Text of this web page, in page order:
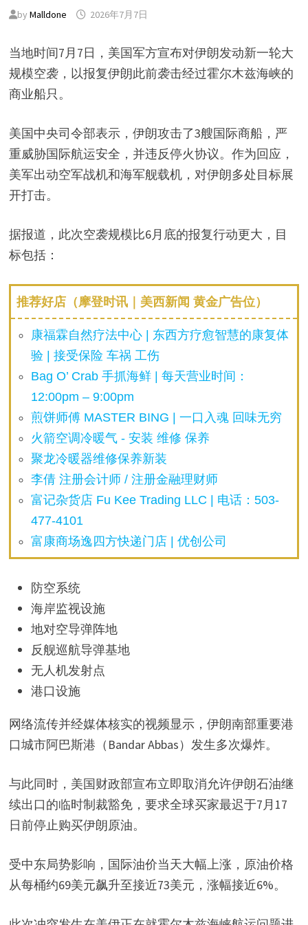
by Malldone 2026年7月7日
当地时间7月7日，美国军方宣布对伊朗发动新一轮大
规模空袭，以报复伊朗此前袭击经过霍尔木兹海峡的
商业船只。
美国中央司令部表示，伊朗攻击了3艘国际商船，严
重威胁国际航运安全，并违反停火协议。作为回应，
美军出动空军战机和海军舰载机，对伊朗多处目标展
开打击。
据报道，此次空袭规模比6月底的报复行动更大，目
标包括：
推荐好店（摩登时讯｜美西新闻 黄金广告位）
康福霖自然疗法中心 | 东西方疗愈智慧的康复体
验 | 接受保险 车祸 工伤
Bag O’ Crab 手抓海鲜 | 每天营业时间：
12:00pm – 9:00pm
煎饼师傅 MASTER BING | 一口入魂 回味无穷
火箭空调冷暖气 - 安装 维修 保养
聚龙冷暖器维修保养新装
李倩 注册会计师 / 注册金融理财师
富记杂货店 Fu Kee Trading LLC | 电话：503-
477-4101
富康商场逸四方快递门店 | 优创公司
防空系统
海岸监视设施
地对空导弹阵地
反舰巡航导弹基地
无人机发射点
港口设施
网络流传并经媒体核实的视频显示，伊朗南部重要港
口城市阿巴斯港（Bandar Abbas）发生多次爆炸。
与此同时，美国财政部宣布立即取消允许伊朗石油继
续出口的临时制裁豁免，要求全球买家最迟于7月17
日前停止购买伊朗原油。
受中东局势影响，国际油价当天大幅上涨，原油价格
从每桶约69美元飙升至接近73美元，涨幅接近6%。